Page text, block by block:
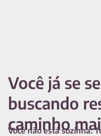
Você já se
buscando
caminho
Você não está sozinha.